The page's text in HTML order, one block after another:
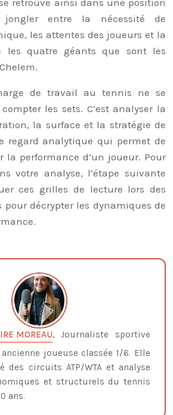
se retrouve ainsi dans une position
jongler entre la nécessité de
les attentes des joueurs et la
les quatre géants que sont les
de travail au tennis ne se
les sets. C’est analyser la
la surface et la stratégie de
regard analytique qui permet de
la performance d’un joueur. Pour
votre analyse, l’étape suivante
ces grilles de lecture lors des
décrypter les dynamiques de
MOREAU, Journaliste sportive
joueuse classée 1/6. Elle
des circuits ATP/WTA et analyse
et structurels du tennis
ans.